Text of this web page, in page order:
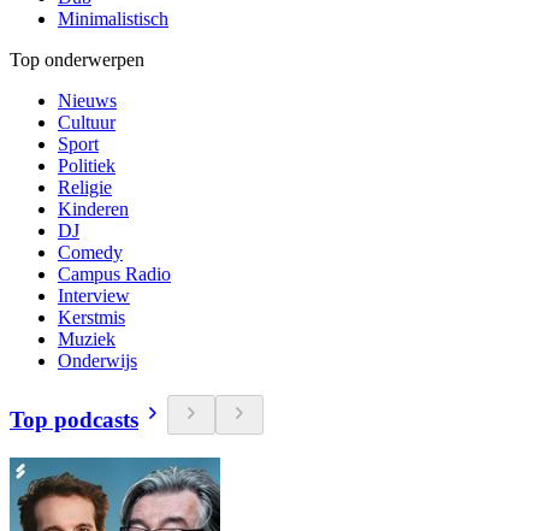
Minimalistisch
Top onderwerpen
Nieuws
Cultuur
Sport
Politiek
Religie
Kinderen
DJ
Comedy
Campus Radio
Interview
Kerstmis
Muziek
Onderwijs
Top podcasts